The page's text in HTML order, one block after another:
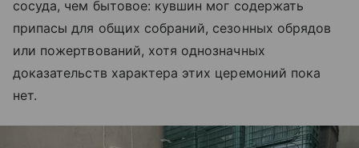
сосуда, чем бытовое: кувшин мог содержать
припасы для общих собраний, сезонных обрядов
или пожертвований, хотя однозначных
доказательств характера этих церемоний пока
нет.